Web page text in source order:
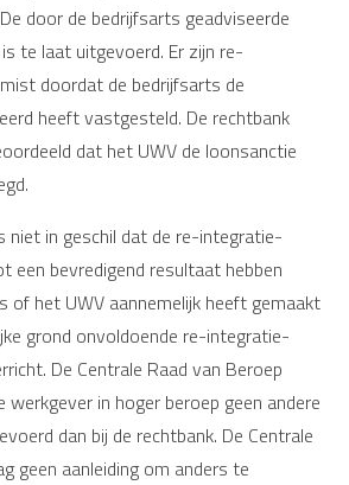
door de bedrijfsarts geadviseerde
te laat uitgevoerd. Er zijn re-
doordat de bedrijfsarts de
heeft vastgesteld. De rechtbank
dat het UWV de loonsanctie
niet in geschil dat de re-integratie-
een bevredigend resultaat hebben
of het UWV aannemelijk heeft gemaakt
grond onvoldoende re-integratie-
De Centrale Raad van Beroep
in hoger beroep geen andere
dan bij de rechtbank. De Centrale
geen aanleiding om anders te